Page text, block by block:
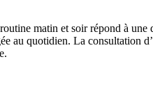
matin et soir répond à
au quotidien. La consultation